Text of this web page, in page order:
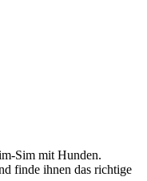
Sim mit Hunden.
finde ihnen das richtige